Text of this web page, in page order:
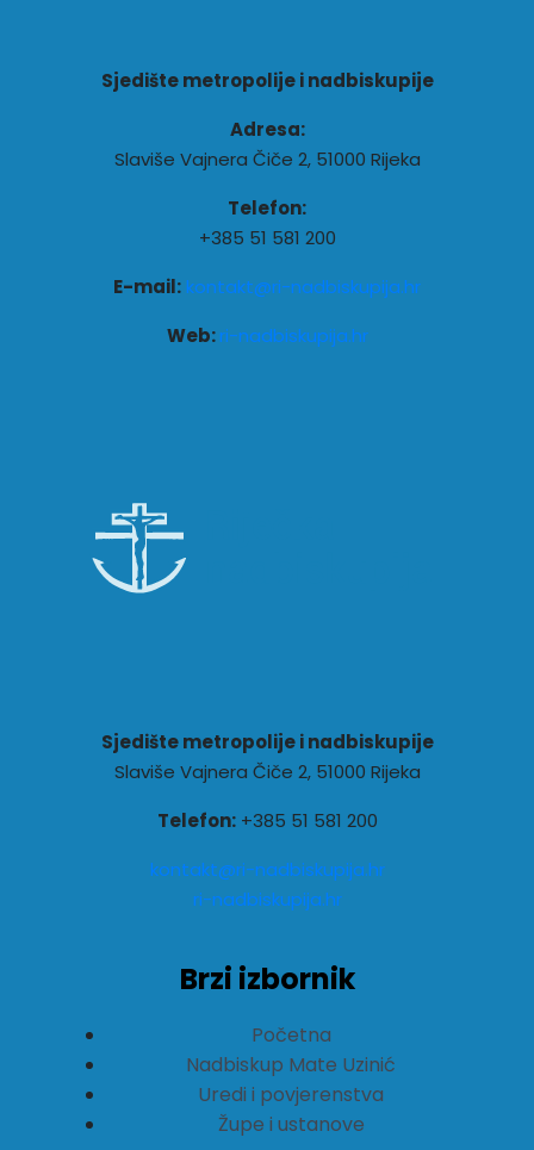
Sjedište metropolije i nadbiskupije
Adresa:
Slaviše Vajnera Čiče 2, 51000 Rijeka
Telefon:
+385 51 581 200
E-mail: kontakt@ri-nadbiskupija.hr
Web:ri-nadbiskupija.hr
Sjedište metropolije i nadbiskupije
Slaviše Vajnera Čiče 2, 51000 Rijeka
Telefon:+385 51 581 200
kontakt@ri-nadbiskupija.hr
ri-nadbiskupija.hr
Brzi izbornik
Početna
Nadbiskup Mate Uzinić
Uredi i povjerenstva
Župe i ustanove